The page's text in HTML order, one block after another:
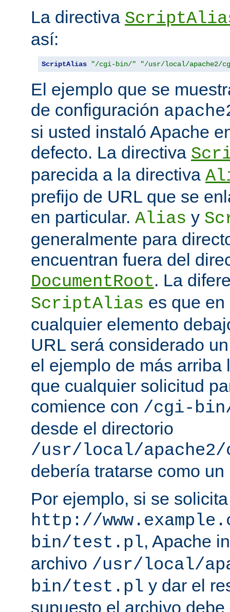
La directiva
así:
ScriptAlias "/cgi-bin/" "/usr/local/apache2/
El ejemplo que se
de configuración
si usted instaló Apache
defecto. La directiva
parecida a la directiva
prefijo de URL que se
en particular. Alias y
generalmente para
encuentran fuera del
DocumentRoot. La
ScriptAlias es que en
cualquier elemento
URL será considerado
el ejemplo de más arriba
que cualquier solicitud
comience con /cgi-
desde el directorio
/usr/local/
debería tratarse como
Por ejemplo, si se
http://
bin/test.pl, Apache
archivo /usr/local/
bin/test.pl y dar el
supuesto el archivo